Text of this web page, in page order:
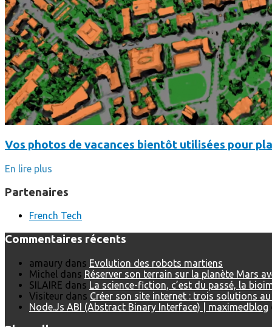
Vos photos de vacances bientôt utilisées pour
En lire plus
Partenaires
French Tech
Commentaires récents
amaury dans Evolution des robots martiens
Michel dans Réserver son terrain sur la planète Mars
SILAIRE dans La science-fiction, c’est du passé, la
Visiteur dans Créer son site internet : trois solutions au
Node.Js ABI (Abstract Binary Interface) | maximedblog